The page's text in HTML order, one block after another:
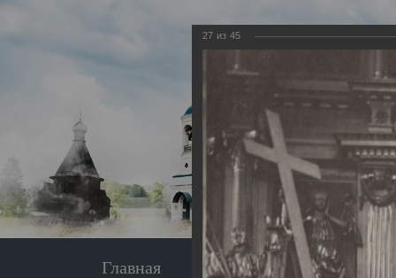
Главная Экскурсия
27 из 45